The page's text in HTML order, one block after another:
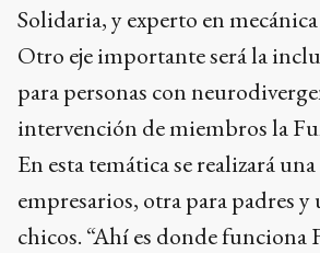
Solidaria, y experto en
Otro eje importante será la
para personas con
intervención de miembros la
En esta temática se realizará
empresarios, otra para padres
chicos. “Ahí es donde funciona